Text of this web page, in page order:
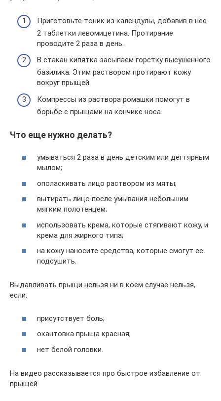
Приготовьте тоник из календулы, добавив в нее
2 таблетки левомицетина. Протирание
проводите 2 раза в день.
В стакан кипятка засыпаем горстку высушенного
базилика. Этим раствором протирают кожу
вокруг прыщей.
Компрессы из раствора ромашки помогут в
борьбе с прыщами на кончике носа.
Что еще нужно делать?
умываться 2 раза в день детским или дегтярным
мылом;
ополаскивать лицо раствором из мяты;
вытирать лицо после умывания небольшим
мягким полотенцем;
использовать крема, которые стягивают кожу, и
крема для жирного типа;
на кожу наносите средства, которые смогут ее
подсушить.
Выдавливать прыщи нельзя ни в коем случае нельзя,
если:
присутствует боль;
окантовка прыща красная;
нет белой головки.
На видео рассказывается про быстрое избавление от
прыщей